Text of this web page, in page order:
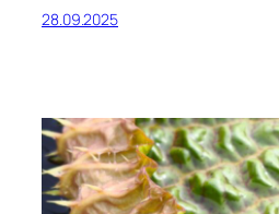
28.09.2025